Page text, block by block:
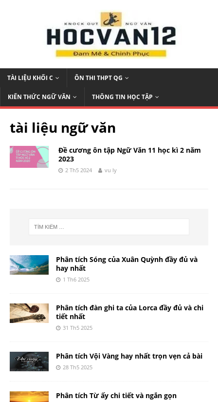
TÀI LIỆU KHỐI C ÔN THI THPT QG
KIẾN THỨC NGỮ VĂN THÔNG TIN HỌC TẬP
tài liệu ngữ văn
Đề cương ôn tập Ngữ Văn 11 học kì 2 năm
2023
2 Th5 2024 vu ly
Phân tích Sóng của Xuân Quỳnh đầy đủ và
hay nhất
1 Th6 2025
Phân tích đàn ghi ta của Lorca đầy đủ và chi
tiết nhất
31 Th5 2025
Phân tích Vội Vàng hay nhất trọn vẹn cả bài
28 Th5 2025
Phân tích Từ ấy chi tiết và ngắn gọn